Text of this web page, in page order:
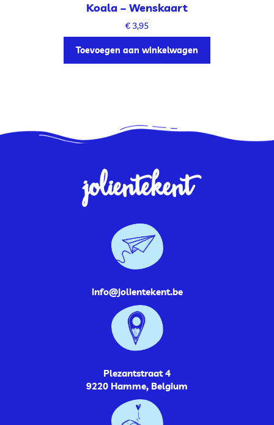
Koala – Wenskaart
€ 3,95
Toevoegen aan winkelwagen
jolientekent
info@jolientekent.be
Plezantstraat 4
9220 Hamme, Belgium